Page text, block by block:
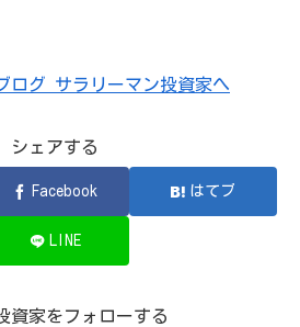
シェアする
Facebook はてブ
LINE
資家をフォローする